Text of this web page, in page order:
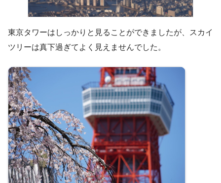
東京タワーはしっかりと見ることができましたが、スカイ
ツリーは真下過ぎてよく見えませんでした。